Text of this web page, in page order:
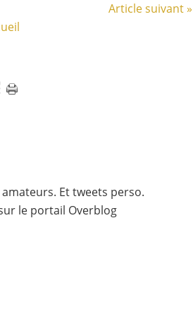
Article suivant »
Et tweets perso.
le portail Overblog